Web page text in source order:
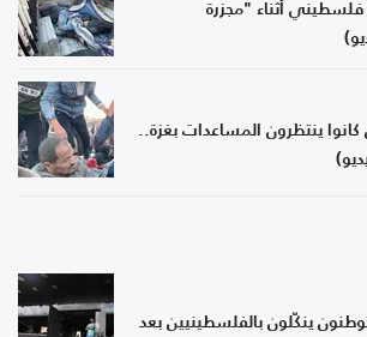
فلسطيني أثناء "مجزرة
ينتظرون المساعدات بغزة..
ينكّلون بالفلسطينيين بعد